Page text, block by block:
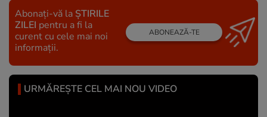
Abonați-vă la ȘTIRILE
ZILEI pentru a fi la
curent cu cele mai noi
informații.
ABONEAZĂ-TE
URMĂREȘTE CEL MAI NOU VIDEO